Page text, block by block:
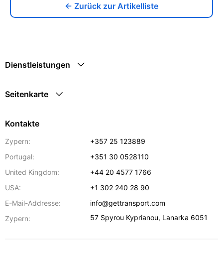
← Zurück zur Artikelliste
Dienstleistungen
Seitenkarte
Kontakte
Zypern:
+357 25 123889
Portugal:
+351 30 0528110
United Kingdom:
+44 20 4577 1766
USA:
+1 302 240 28 90
E-Mail-Addresse:
info@gettransport.com
Zypern:
57 Spyrou Kyprianou, Lanarka 6051